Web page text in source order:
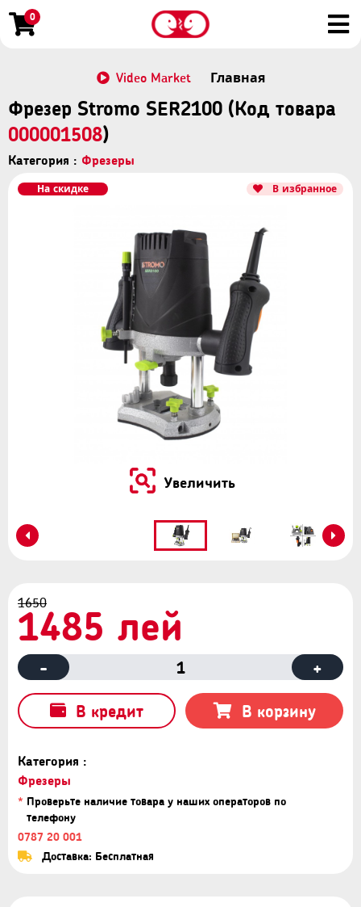
0
Video Market Главная
Фрезер Stromo SER2100 (Код товара
000001508)
Категория : Фрезеры
На скидке В избранное
Увеличить
Категория :
Фрезеры
* Проверьте наличие товара у наших операторов по
телефону
0787 20 001
Доставка: Бесплатная
1650
1485 лей
- 1 +
В кредит В корзину